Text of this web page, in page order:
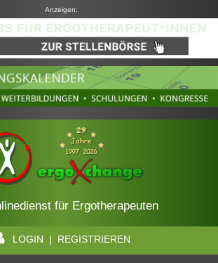
Anzeigen:
für Ergotherapeuten
LOGIN | REGISTRIEREN